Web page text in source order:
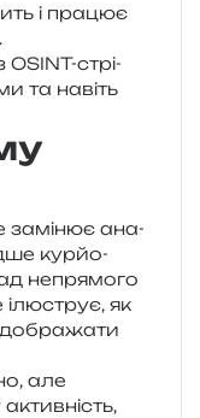
і пра­цює
OSINT-стрі­
та навіть
замі­нює ана­
кур­йо­
непря­мо­го
як
але